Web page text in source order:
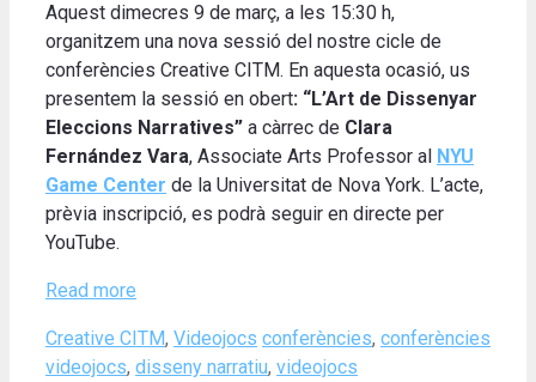
Aquest dimecres 9 de març, a les 15:30 h,
organitzem una nova sessió del nostre cicle de
conferències Creative CITM. En aquesta ocasió, us
presentem la sessió en obert: “L’Art de Dissenyar
Eleccions Narratives” a càrrec de Clara
Fernández Vara, Associate Arts Professor al NYU
Game Center de la Universitat de Nova York. L’acte,
prèvia inscripció, es podrà seguir en directe per
YouTube.
Read more
Categories
Creative CITM, Videojocs Tags
conferències, conferències
videojocs, disseny narratiu, videojocs